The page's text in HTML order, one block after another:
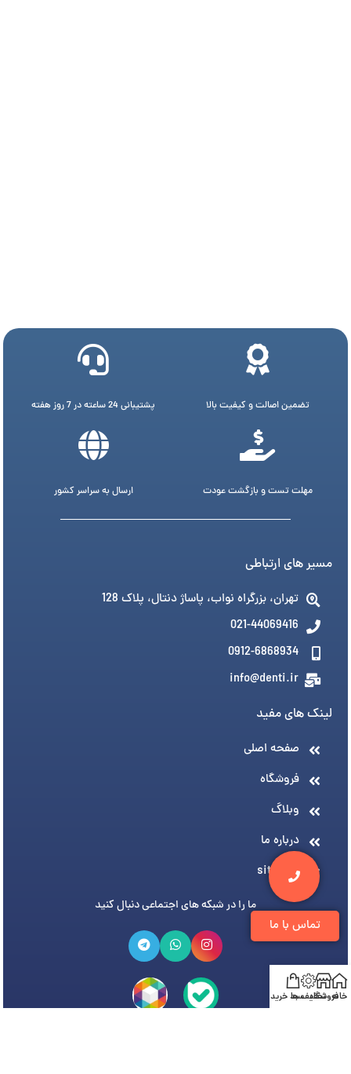
تماس با ما
تضمین اصالت و کیفیت بالا پشتیبانی 24 ساعته در 7 روز هفته
مهلت تست و بازگشت عودت ارسال به سراسر کشور
مسیر های ارتباطی
تهران، بزرگراه نواب، پاساژ دنتال، پلاک 128
021-44069416
0912-6868934
info@denti.ir
لینک های مفید
صفحه اصلی
فروشگاه
وبلاگ
درباره ما
sitemap
ما را در شبکه های اجتماعی دنبال کنید
خانهفروشگاه
تخفیف هاسبد خرید